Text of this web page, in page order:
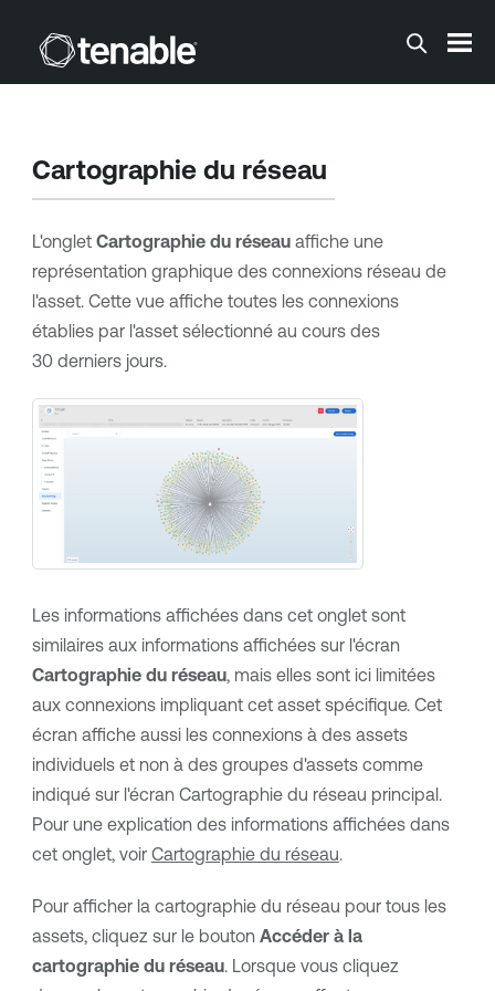
Passer au contenu principal
Cartographie du réseau
L'onglet Cartographie du réseauaffiche une
représentation graphique des connexions réseau de
l'asset. Cette vue affiche toutes les connexions
établies par l'asset sélectionné au cours des
30 derniers jours.
Les informations affichées dans cet onglet sont
similaires aux informations affichées sur l'écran
Cartographie du réseau, mais elles sont ici limitées
aux connexions impliquant cet asset spécifique. Cet
écran affiche aussi les connexions à des assets
individuels et non à des groupes d'assets comme
indiqué sur l'écran Cartographie du réseau principal.
Pour une explication des informations affichées dans
cet onglet, voir Cartographie du réseau.
Pour afficher la cartographie du réseau pour tous les
assets, cliquez sur le bouton Accéder à la
cartographie du réseau. Lorsque vous cliquez